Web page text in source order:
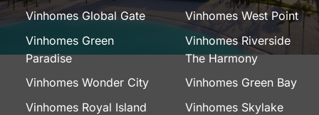
Vinhomes Global Gate
Vinhomes Green
Paradise
Vinhomes Wonder City
Vinhomes Royal Island
Vinhomes West Point
Vinhomes Riverside
The Harmony
Vinhomes Green Bay
Vinhomes Skylake